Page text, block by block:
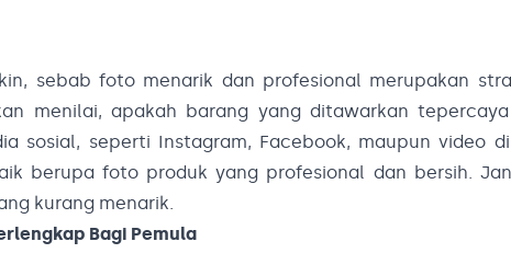
sebab foto menarik dan profesional merupakan
menilai, apakah barang yang ditawarkan
sosial, seperti Instagram, Facebook, maupun video di
berupa foto produk yang profesional dan bersih.
kurang menarik.
Bagi Pemula